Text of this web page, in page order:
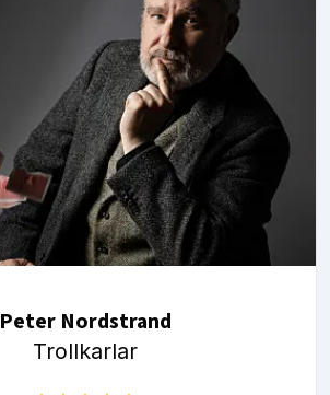
Peter Nordstrand
Trollkarlar